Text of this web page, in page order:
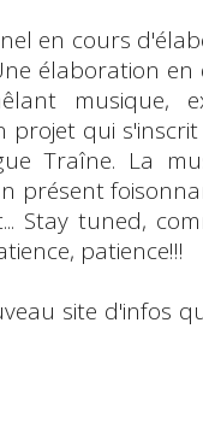
en cours
élaboration en
musique,
projet qui
Traîne. La
présent
Stay tuned,
patience!!!
site d'infos